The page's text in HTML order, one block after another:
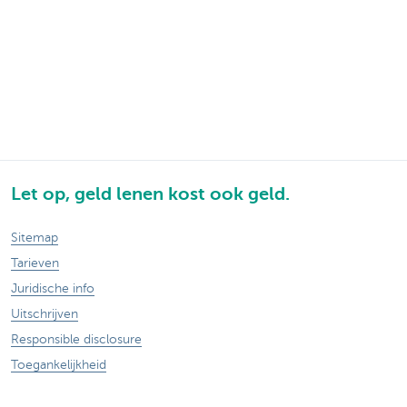
Let op, geld lenen kost ook geld.
Sitemap
Tarieven
Juridische info
Uitschrijven
Responsible disclosure
Toegankelijkheid